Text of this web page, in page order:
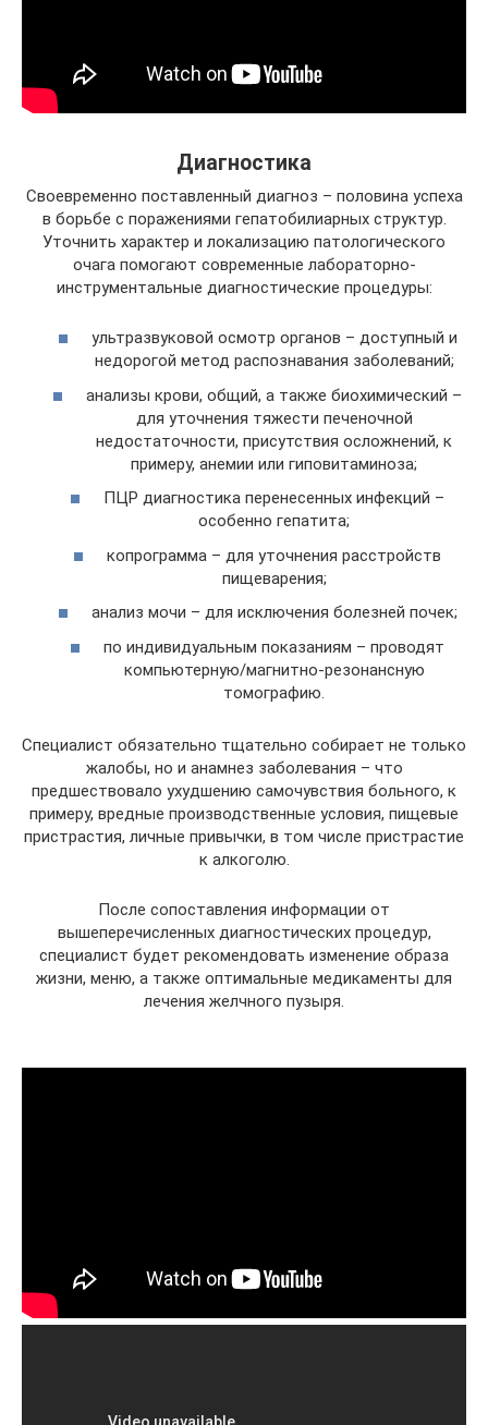
Диагностика
Своевременно поставленный диагноз – половина успеха
в борьбе с поражениями гепатобилиарных структур.
Уточнить характер и локализацию патологического
очага помогают современные лабораторно-
инструментальные диагностические процедуры:
ультразвуковой осмотр органов – доступный и
недорогой метод распознавания заболеваний;
анализы крови, общий, а также биохимический –
для уточнения тяжести печеночной
недостаточности, присутствия осложнений, к
примеру, анемии или гиповитаминоза;
ПЦР диагностика перенесенных инфекций –
особенно гепатита;
копрограмма – для уточнения расстройств
пищеварения;
анализ мочи – для исключения болезней почек;
по индивидуальным показаниям – проводят
компьютерную/магнитно-резонансную
томографию.
Специалист обязательно тщательно собирает не только
жалобы, но и анамнез заболевания – что
предшествовало ухудшению самочувствия больного, к
примеру, вредные производственные условия, пищевые
пристрастия, личные привычки, в том числе пристрастие
к алкоголю.
После сопоставления информации от
вышеперечисленных диагностических процедур,
специалист будет рекомендовать изменение образа
жизни, меню, а также оптимальные медикаменты для
лечения желчного пузыря.